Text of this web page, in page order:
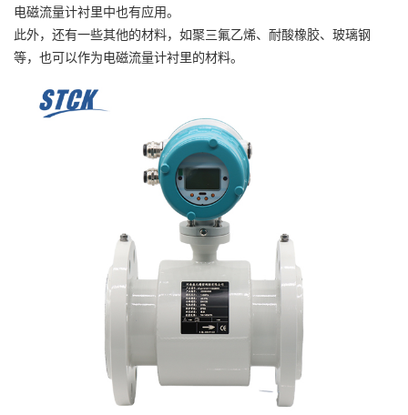
电磁流量计衬里中也有应用。
此外，还有一些其他的材料，如聚三氟乙烯、耐酸橡胶、玻璃钢
等，也可以作为电磁流量计衬里的材料。